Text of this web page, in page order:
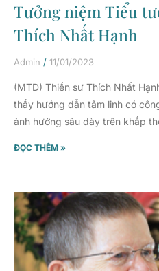
Tưởng niệm Tiểu
Thích Nhất Hạnh
Admin 11/01/2023
(MTD) Thiền sư Thích Nhất
thầy hướng dẫn tâm linh có
ảnh hưởng sâu dày trên khắp
ĐỌC THÊM »